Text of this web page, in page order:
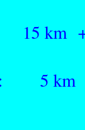
15 km
5 km +